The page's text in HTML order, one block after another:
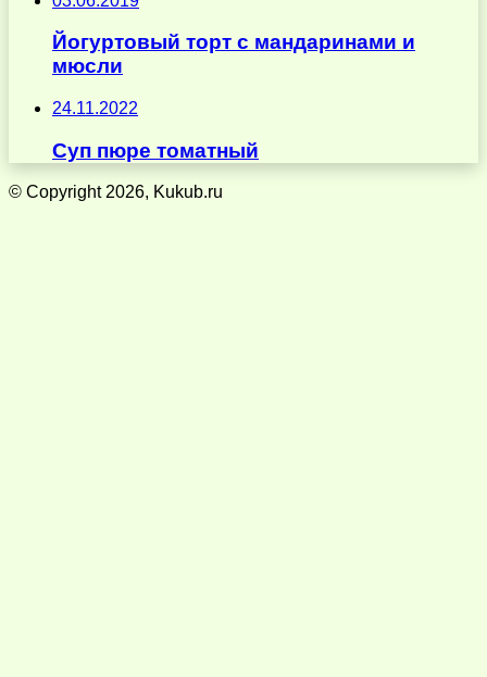
Йогуртовый торт с мандаринами и
мюсли
24.11.2022
Суп пюре томатный
© Copyright 2026, Kukub.ru